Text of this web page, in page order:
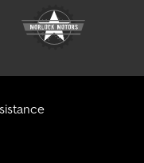
pour remorque
Plaque
0053 Pneumatiques